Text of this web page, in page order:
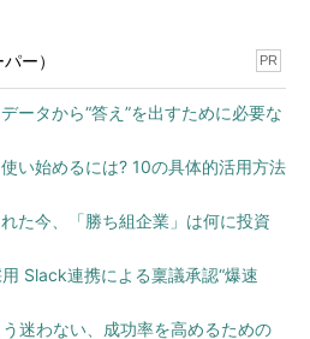
ー） PR
ータから“答え”を出すために必要な
い始めるには? 10の具体的活用方法
た今、「勝ち組企業」は何に投資
Slack連携による稟議承認“爆速
迷わない、成功率を高めるための